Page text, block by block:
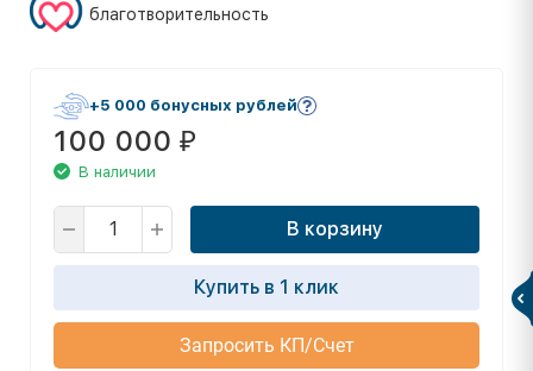
благотворительность
+5 000 бонусных рублей
100 000 ₽
В наличии
В корзину
Купить в 1 клик
Запросить КП/Счет